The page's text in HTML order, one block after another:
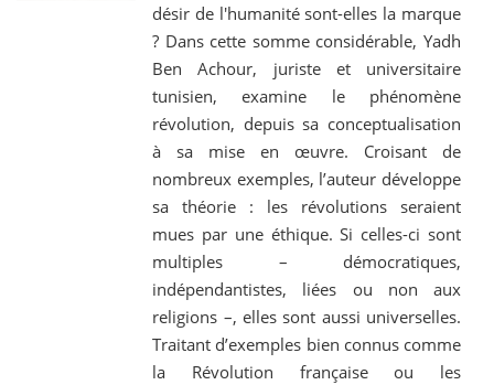
désir de l'humanité sont-elles la marque
? Dans cette somme considérable, Yadh
Ben Achour, juriste et universitaire
tunisien, examine le phénomène
révolution, depuis sa conceptualisation
à sa mise en œuvre. Croisant de
nombreux exemples, l’auteur développe
sa théorie : les révolutions seraient
mues par une éthique. Si celles-ci sont
multiples – démocratiques,
indépendantistes, liées ou non aux
religions –, elles sont aussi universelles.
Traitant d’exemples bien connus comme
la Révolution française ou les